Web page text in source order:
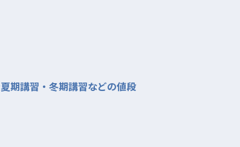
期講習・冬期講習などの値段